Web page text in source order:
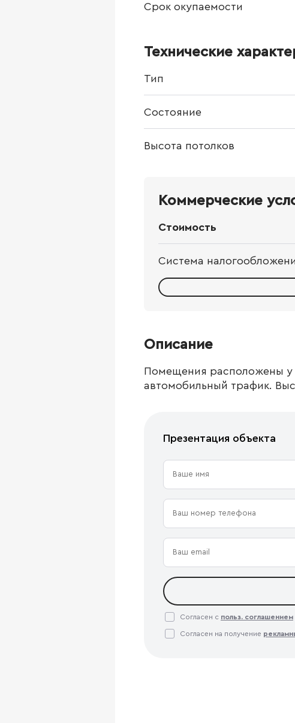
Срок окупаемости
Технические
Тип
Состояние
Высота потолков
Коммерческие
Стоимость
Система
Описание
Помещения расположены у
автомобильный трафик.
Презентация объекта
Согласен с польз. соглашением
Согласен на получение